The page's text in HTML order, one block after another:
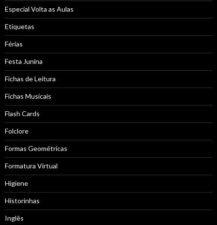
Especial Volta as Aulas
Etiquetas
Férias
Festa Junina
Fichas de Leitura
Fichas Musicais
Flash Cards
Folclore
Formas Geométricas
Formatura Virtual
Higiene
Historinhas
Inglês